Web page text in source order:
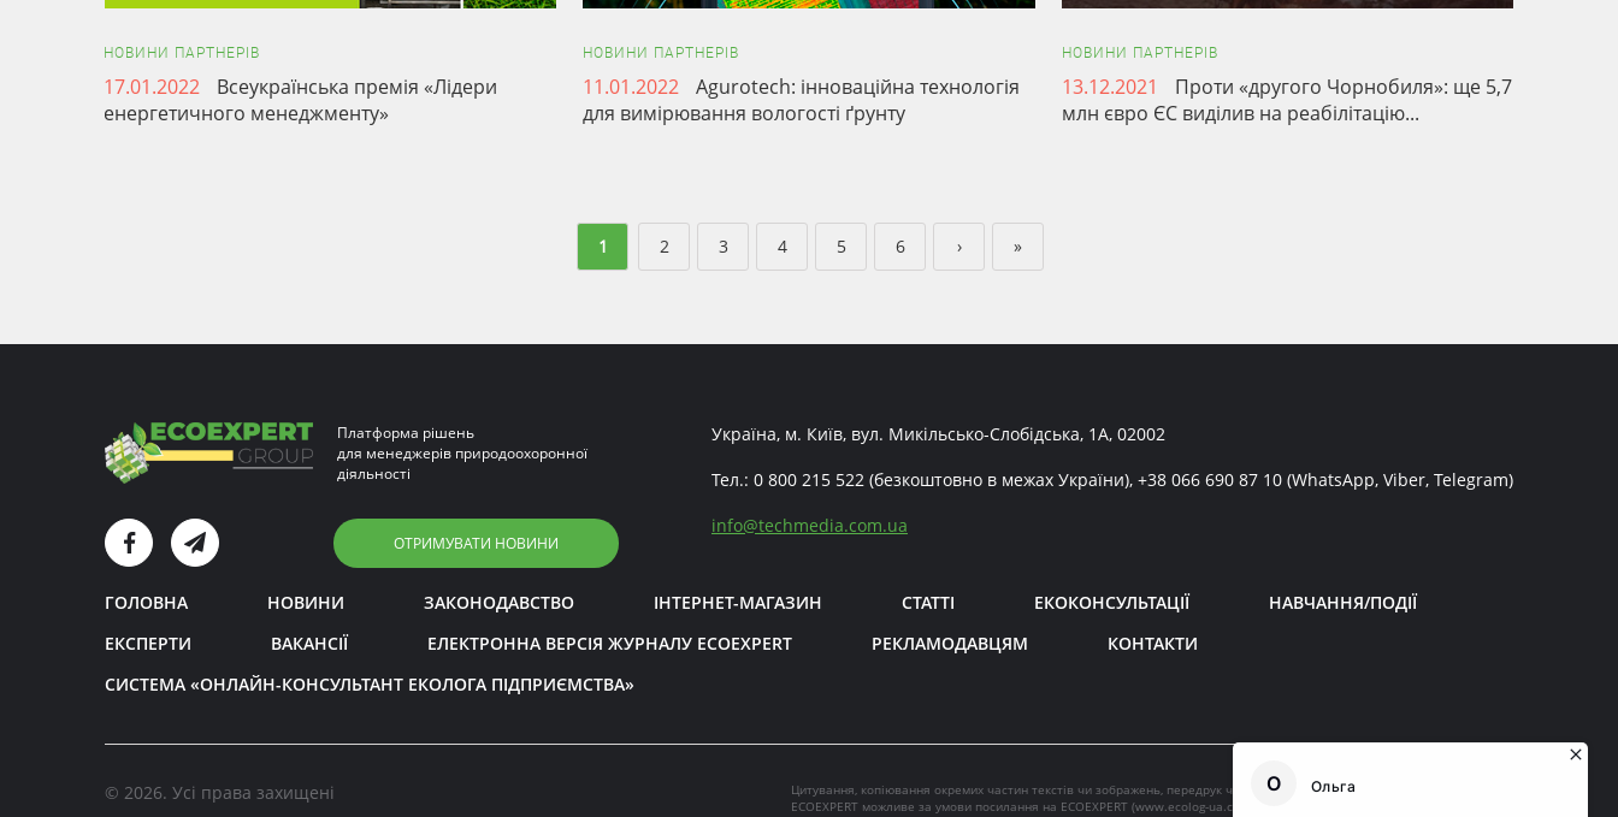
НОВИНИ ПАРТНЕРІВ
17.01.2022
Всеукраїнська премія «Лідери
енергетичного менеджменту»
НОВИНИ ПАРТНЕРІВ
11.01.2022
Agurotech: інноваційна технологія
для вимірювання вологості ґрунту
НОВИНИ ПАРТНЕРІВ
13.12.2021
Проти «другого Чорнобиля»: ще 5,7
млн євро ЄС виділив на реабілітацію...
1 2 3 4 5 6 › »
Платформа рішень
для менеджерів природоохоронної
діяльності
ОТРИМУВАТИ НОВИНИ
Україна, м. Київ, вул. Микільсько-Слобідська, 1А, 02002
Тел.: 0 800 215 522 (безкоштовно в межах України), +38 066 690 87 10 (WhatsApp, Viber, Telegram)
info@techmedia.com.ua
ГОЛОВНА НОВИНИ ЗАКОНОДАВСТВО ІНТЕРНЕТ-МАГАЗИН СТАТТІ ЕКОКОНСУЛЬТАЦІЇ
НАВЧАННЯ/ПОДІЇ
ЕКСПЕРТИ
ВАКАНСІЇ ЕЛЕКТРОННА ВЕРСІЯ ЖУРНАЛУ ECOEXPERT РЕКЛАМОДАВЦЯМ
КОНТАКТИ
СИСТЕМА «ОНЛАЙН-КОНСУЛЬТАНТ ЕКОЛОГА ПІДПРИЄМСТВА»
Цитування, копіювання окремих частин текстів чи зображень, передрук чи будь-яке інше поширення інформації
ECOEXPERT можливе за умови посилання на ECOEXPERT (www.ecolog-ua.com
© 2026. Усі права захищені